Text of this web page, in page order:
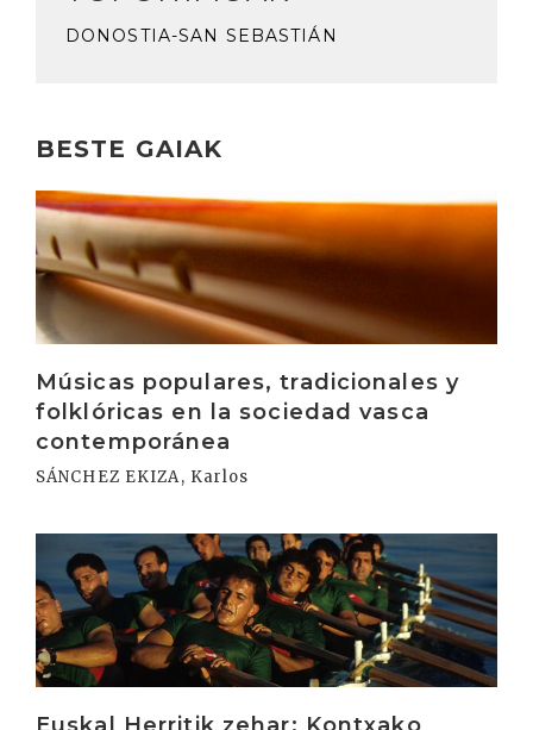
DONOSTIA-SAN SEBASTIÁN
BESTE GAIAK
Músicas populares, tradicionales y
folklóricas en la sociedad vasca
contemporánea
SÁNCHEZ EKIZA, Karlos
Irakurri